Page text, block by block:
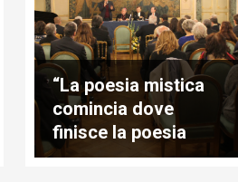
“La poesia mistica
comincia dove
finisce la poesia
religiosa” (Fernando